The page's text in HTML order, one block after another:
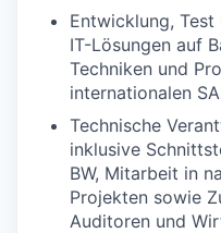
Entwicklung,
IT-Lösungen auf
Techniken und
internationalen
Technische
inklusive
BW, Mitarbeit in
Projekten sowie
Auditoren und